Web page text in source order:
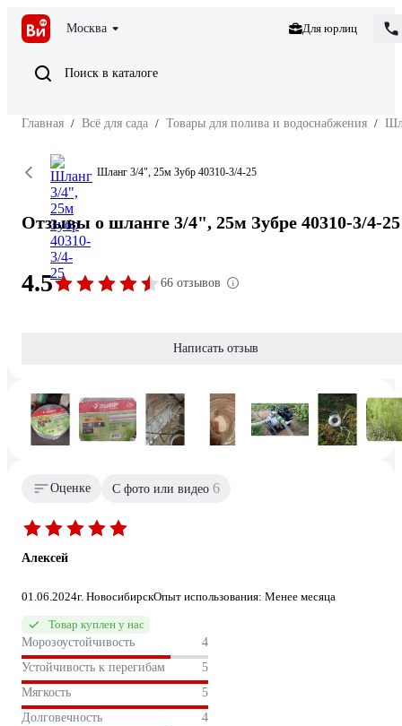
Москва Для юрлиц
Поиск в каталоге
Главная / Всё для сада / Товары для полива и водоснабжения /
Шланг 3/4", 25м Зубр 40310-3/4-25
Отзывы о шланге 3/4", 25м Зубре 40310-3/4-25
4.5 66 отзывов
Написать отзыв
Оценке С фото или видео 6
Алексей
01.06.2024г. НовосибирскОпыт использования: Менее месяца
Товар куплен у нас
Морозоустойчивость
4
Устойчивость к перегибам
5
Мягкость
5
Долговечность
4